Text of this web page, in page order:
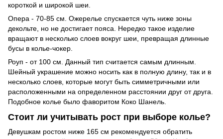
короткой и широкой шеи.
Опера - 70-85 см. Ожерелье спускается чуть ниже зоны
декольте, но не достигает пояса. Нередко такое изделие
вращают в несколько слоев вокруг шеи, превращая длинные
бусы в колье-чокер.
Роуп - от 100 см. Данный тип считается самым длинным.
Шейный украшение можно носить как в полную длину, так и в
несколько слоев, которые могут быть симметричными или
расположенными на определенном расстоянии друг от друга.
Подобное колье было фаворитом Коко Шанель.
Стоит ли учитывать рост при выборе колье?
Девушкам ростом ниже 165 см рекомендуется обратить